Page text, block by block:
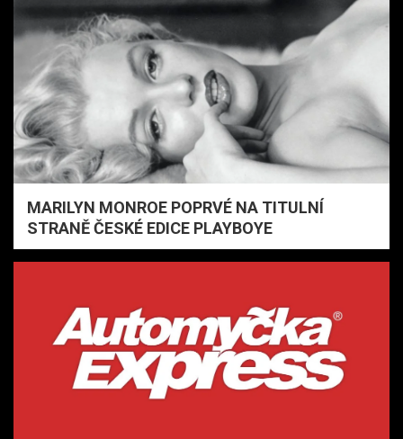
MARILYN MONROE POPRVÉ NA TITULNÍ
STRANĚ ČESKÉ EDICE PLAYBOYE